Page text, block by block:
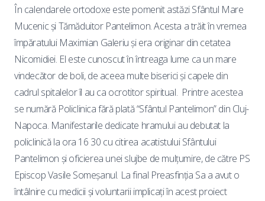
În calendarele ortodoxe este pomenit astăzi Sfântul Mare
Mucenic şi Tămăduitor Pantelimon. Acesta a trăit în vremea
împăratului Maximian Galeriu şi era originar din cetatea
Nicomidiei. El este cunoscut în întreaga lume ca un mare
vindecător de boli, de aceea multe biserici și capele din
cadrul spitalelor îl au ca ocrotitor spiritual. Printre acestea
se numără Policlinica fără plată “Sfântul Pantelimon” din Cluj-
Napoca. Manifestarile dedicate hramului au debutat la
policlinică la ora 16 30 cu citirea acatistului Sfântului
Pantelimon și oficierea unei slujbe de mulțumire, de către PS
Episcop Vasile Someșanul. La final Preasfinția Sa a avut o
întâlnire cu medicii și voluntarii implicați în acest proiect